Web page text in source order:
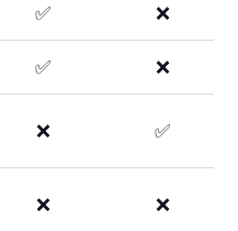
✅ ❌
✅ ❌
❌ ✅
❌ ❌